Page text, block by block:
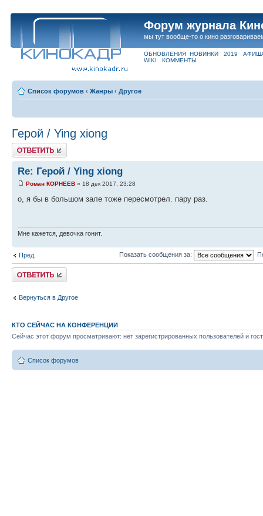
Форум журнала
мы тут вообще-то о кино
ОБНОВЛЕНИЯ НОВИНКИ 2019
WIKI
КОММЕНТЫ
Список форумов ‹ Жанры ‹ Другое
Герой / Ying xiong
Ответить
Re: Герой / Ying xiong
Роман КОРНЕЕВ » 18 дек 2017, 23:28
о, я бы в большом зале тоже пересмотрел. пару раз.
Мне кажется, девочка гонит.
Пред. Показать сообщения за:
Ответить
Вернуться в Другое
КТО СЕЙЧАС НА КОНФЕРЕНЦИИ
Сейчас этот форум просматривают: нет зарегистрированных пользователей и
Список форумов